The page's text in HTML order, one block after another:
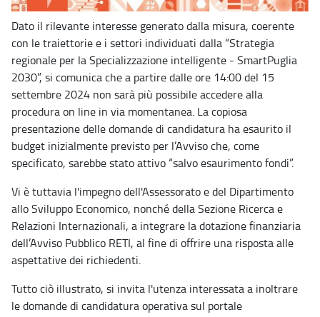
Dato il rilevante interesse generato dalla misura, coerente
con le traiettorie e i settori individuati dalla “Strategia
regionale per la Specializzazione intelligente - SmartPuglia
2030”, si comunica che a partire dalle ore 14:00 del 15
settembre 2024 non sarà più possibile accedere alla
procedura on line in via momentanea. La copiosa
presentazione delle domande di candidatura ha esaurito il
budget inizialmente previsto per l’Avviso che, come
specificato, sarebbe stato attivo “salvo esaurimento fondi”.
Vi è tuttavia l'impegno dell'Assessorato e del Dipartimento
allo Sviluppo Economico, nonché della Sezione Ricerca e
Relazioni Internazionali, a integrare la dotazione finanziaria
dell’Avviso Pubblico RETI, al fine di offrire una risposta alle
aspettative dei richiedenti.
Tutto ciò illustrato, si invita l'utenza interessata a inoltrare
le domande di candidatura operativa sul portale